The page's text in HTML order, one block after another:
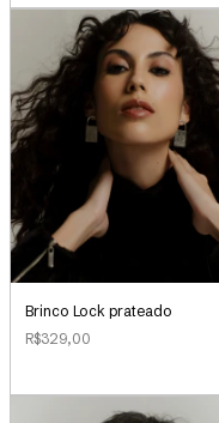
Brinco Lock prateado
R$329,00